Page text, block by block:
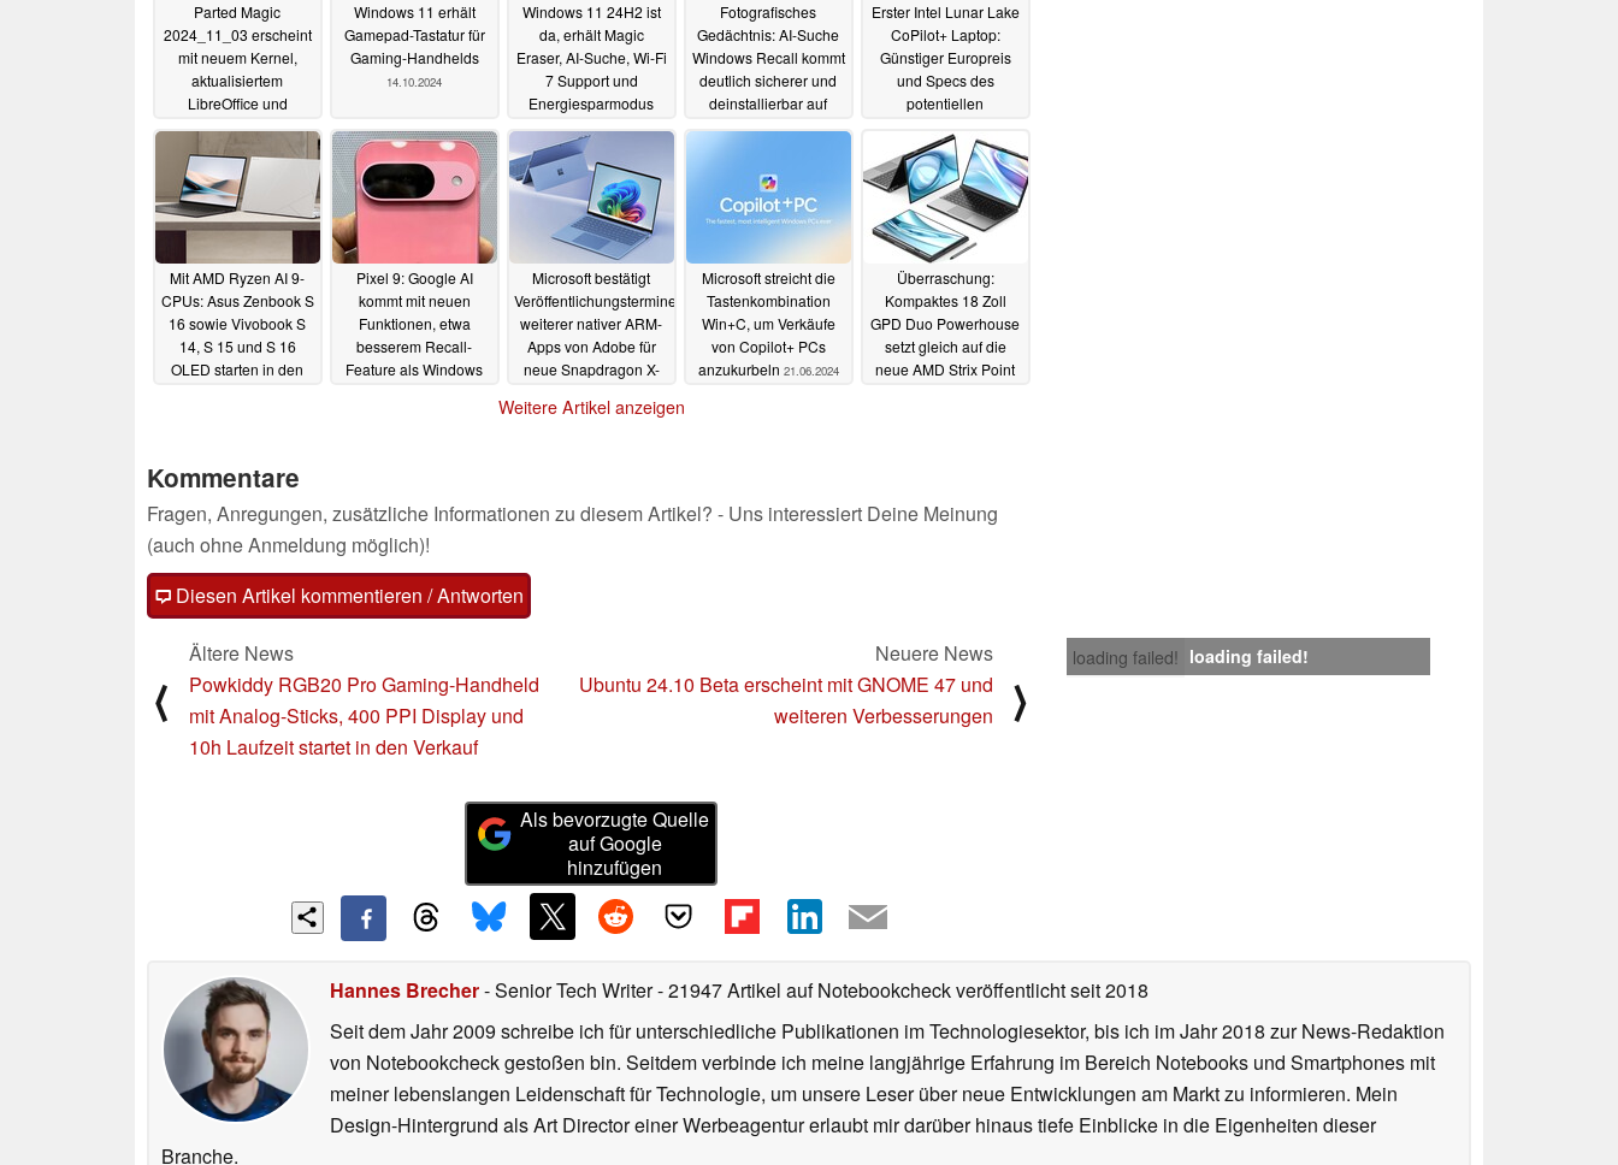
Parted Magic
2024_11_03 erscheint
mit neuem Kernel,
aktualisiertem
LibreOffice und
9.0 05.11.2024
Windows 11 erhält
Gamepad-Tastatur für
Gaming-Handhelds
14.10.2024
Windows 11 24H2 ist
da, erhält Magic
Eraser, AI-Suche, Wi-Fi
7 Support und
Energiesparmodus
01.10.2024
Fotografisches
Gedächtnis: AI-Suche
Windows Recall kommt
deutlich sicherer und
deinstallierbar auf
Erster Intel Lunar Lake
CoPilot+ Laptop:
Günstiger Europreis
und Specs des
potentiellen
geleakt04.08.2024
Mit AMD Ryzen AI 9-
CPUs: Asus Zenbook S
16 sowie Vivobook S
14, S 15 und S 16
OLED starten in den
Pixel 9: Google AI
kommt mit neuen
Funktionen, etwa
besserem Recall-
Feature als Windows
Microsoft bestätigt
Veröffentlichungstermine
weiterer nativer ARM-
Apps von Adobe für
neue Snapdragon X-
22.06.2024
Microsoft streicht die
Tastenkombination
Win+C, um Verkäufe
von Copilot+ PCs
anzukurbeln 21.06.2024
Überraschung:
Kompaktes 18 Zoll
GPD Duo Powerhouse
setzt gleich auf die
neue AMD Strix Point
Weitere Artikel anzeigen
Kommentare
Fragen, Anregungen, zusätzliche Informationen zu diesem Artikel? - Uns interessiert Deine Meinung
(auch ohne Anmeldung möglich)!
Diesen Artikel kommentieren / Antworten
loading failed! loading failed!
⟨
Ältere News
Powkiddy RGB20 Pro Gaming-Handheld
mit Analog-Sticks, 400 PPI Display und
10h Laufzeit startet in den Verkauf
Neuere News
Ubuntu 24.10 Beta erscheint mit GNOME 47 und
weiteren Verbesserungen
⟩
Als bevorzugte Quelle
auf Google
hinzufügen
Hannes Brecher- Senior Tech Writer- 21947 Artikel auf Notebookcheck veröffentlichtseit 2018
Seit dem Jahr 2009 schreibe ich für unterschiedliche Publikationen im Technologiesektor, bis ich im Jahr 2018 zur News-Redaktion
von Notebookcheck gestoßen bin. Seitdem verbinde ich meine langjährige Erfahrung im Bereich Notebooks und Smartphones mit
meiner lebenslangen Leidenschaft für Technologie, um unsere Leser über neue Entwicklungen am Markt zu informieren. Mein
Design-Hintergrund als Art Director einer Werbeagentur erlaubt mir darüber hinaus tiefe Einblicke in die Eigenheiten dieser
Branche.